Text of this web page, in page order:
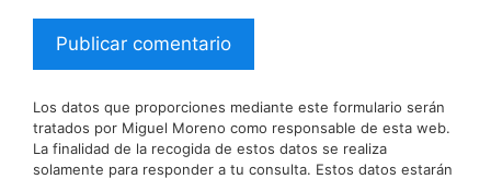
Los datos que proporciones mediante este formulario serán
tratados por Miguel Moreno como responsable de esta web.
La finalidad de la recogida de estos datos se realiza
solamente para responder a tu consulta. Estos datos estarán